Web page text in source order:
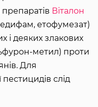
Віталон
етофумезат)
і деяких злакових
метил) проти
Для
слід